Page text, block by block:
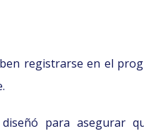
registrarse en el
para asegurar